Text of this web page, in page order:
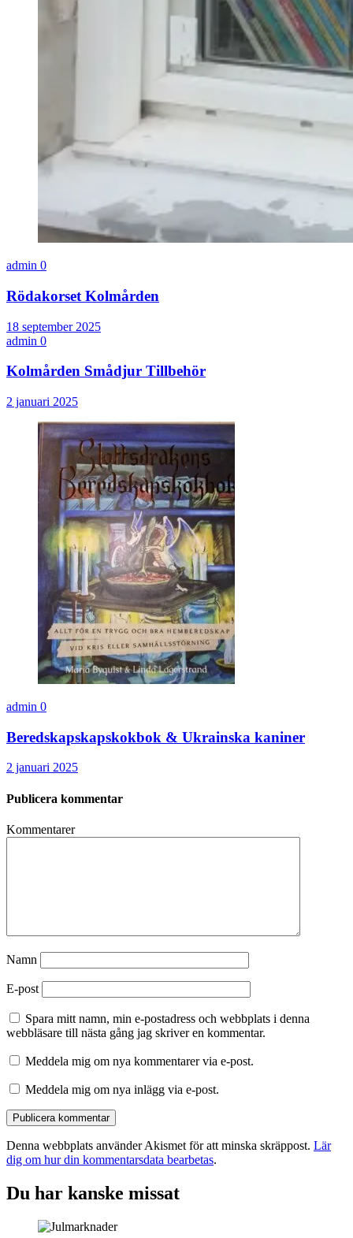
admin 0
Rödakorset Kolmården
18 september 2025
admin 0
Kolmården Smådjur Tillbehör
2 januari 2025
admin 0
Beredskapskapskokbok & Ukrainska kaniner
2 januari 2025
Publicera kommentar
Kommentarer
Namn
E-post
Spara mitt namn, min e-postadress och webbplats i denna
webbläsare till nästa gång jag skriver en kommentar.
Meddela mig om nya kommentarer via e-post.
Meddela mig om nya inlägg via e-post.
Denna webbplats använder Akismet för att minska skräppost. Lär
dig om hur din kommentarsdata bearbetas.
Du har kanske missat